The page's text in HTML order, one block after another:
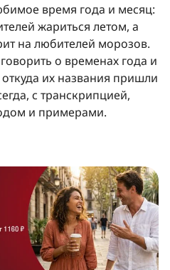
время года и месяц:
жариться летом, а
на любителей морозов.
о временах года и
их названия пришли
с транскрипцией,
и примерами.